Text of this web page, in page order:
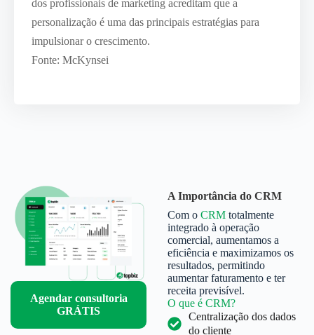
dos profissionais de marketing acreditam que a
personalização é uma das principais estratégias para
impulsionar o crescimento.
Fonte: McKynsei
Agendar consultoria
GRÁTIS
A Importância do CRM
Com o CRM totalmente
integrado à operação
comercial, aumentamos a
eficiência e maximizamos os
resultados, permitindo
aumentar faturamento e ter
receita previsível.
O que é CRM?
Centralização dos dados
do cliente